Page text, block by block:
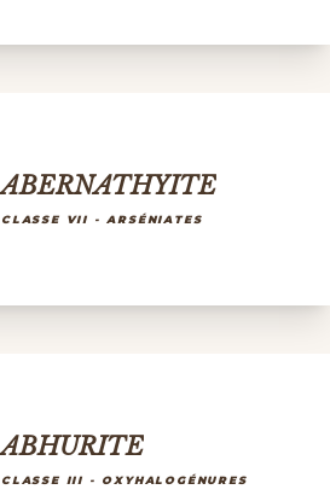
ABERNATHYITE
CLASSE VII - ARSÉNIATES
ABHURITE
CLASSE III - OXYHALOGÉNURES